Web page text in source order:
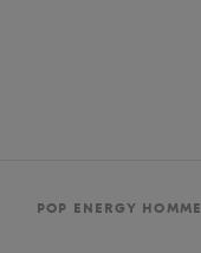
POP ENERGY HOMME